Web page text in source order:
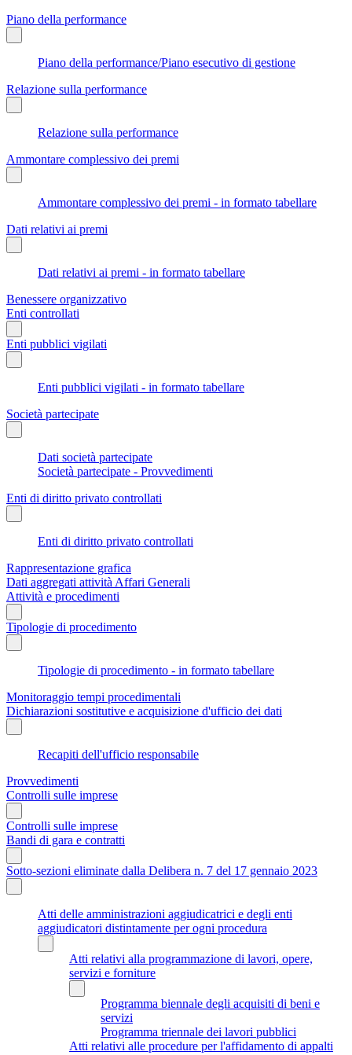
Piano della performance
Piano della performance/Piano esecutivo di gestione
Relazione sulla performance
Relazione sulla performance
Ammontare complessivo dei premi
Ammontare complessivo dei premi - in formato tabellare
Dati relativi ai premi
Dati relativi ai premi - in formato tabellare
Benessere organizzativo
Enti controllati
Enti pubblici vigilati
Enti pubblici vigilati - in formato tabellare
Società partecipate
Dati società partecipate
Società partecipate - Provvedimenti
Enti di diritto privato controllati
Enti di diritto privato controllati
Rappresentazione grafica
Dati aggregati attività Affari Generali
Attività e procedimenti
Tipologie di procedimento
Tipologie di procedimento - in formato tabellare
Monitoraggio tempi procedimentali
Dichiarazioni sostitutive e acquisizione d'ufficio dei dati
Recapiti dell'ufficio responsabile
Provvedimenti
Controlli sulle imprese
Controlli sulle imprese
Bandi di gara e contratti
Sotto-sezioni eliminate dalla Delibera n. 7 del 17 gennaio 2023
Atti delle amministrazioni aggiudicatrici e degli enti
aggiudicatori distintamente per ogni procedura
Atti relativi alla programmazione di lavori, opere,
servizi e forniture
Programma biennale degli acquisiti di beni e
servizi
Programma triennale dei lavori pubblici
Atti relativi alle procedure per l'affidamento di appalti